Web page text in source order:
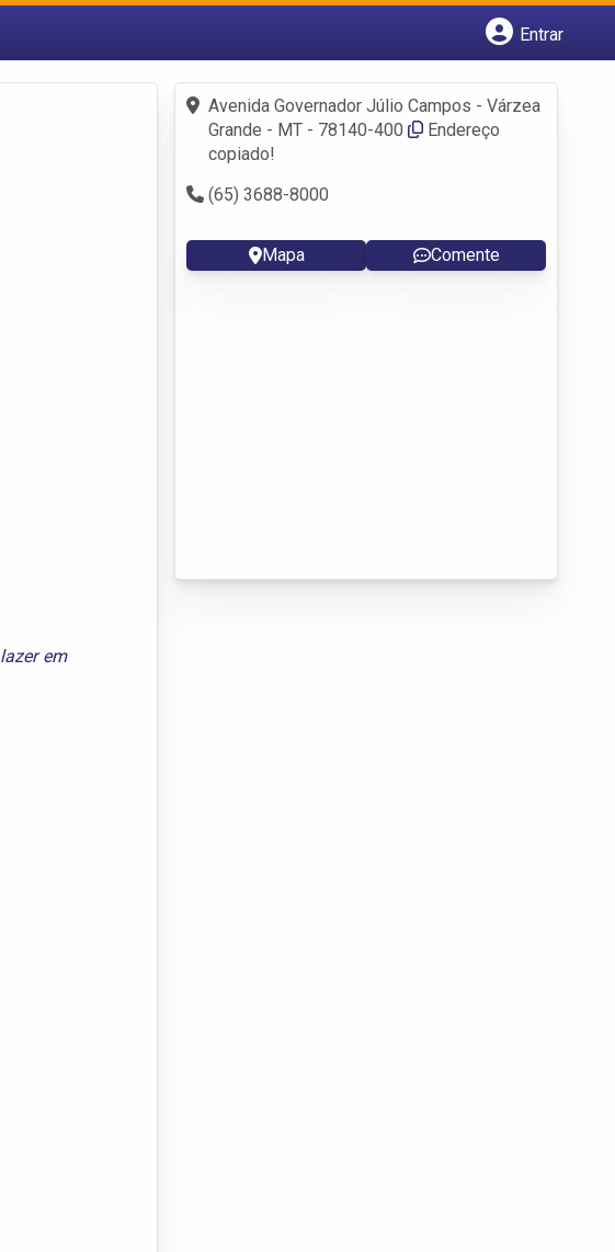
Entrar
Fazer login
Criar conta
lazer em
Avenida Governador Júlio Campos - Várzea
Grande - MT - 78140-400
Endereço
copiado!
(65) 3688-8000
Mapa Comente